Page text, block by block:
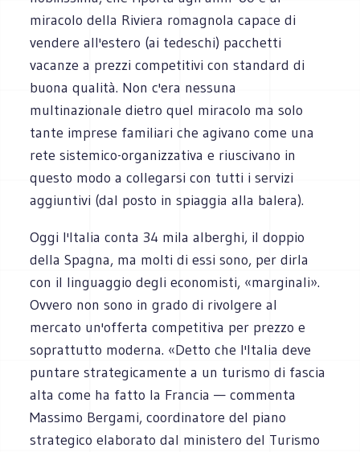
miracolo della Riviera romagnola capace di
vendere all'estero (ai tedeschi) pacchetti
vacanze a prezzi competitivi con standard di
buona qualità. Non c'era nessuna
multinazionale dietro quel miracolo ma solo
tante imprese familiari che agivano come una
rete sistemico-organizzativa e riuscivano in
questo modo a collegarsi con tutti i servizi
aggiuntivi (dal posto in spiaggia alla balera).
Oggi l'Italia conta 34 mila alberghi, il doppio
della Spagna, ma molti di essi sono, per dirla
con il linguaggio degli economisti, «marginali».
Ovvero non sono in grado di rivolgere al
mercato un'offerta competitiva per prezzo e
soprattutto moderna. «Detto che l'Italia deve
puntare strategicamente a un turismo di fascia
alta come ha fatto la Francia — commenta
Massimo Bergami, coordinatore del piano
strategico elaborato dal ministero del Turismo